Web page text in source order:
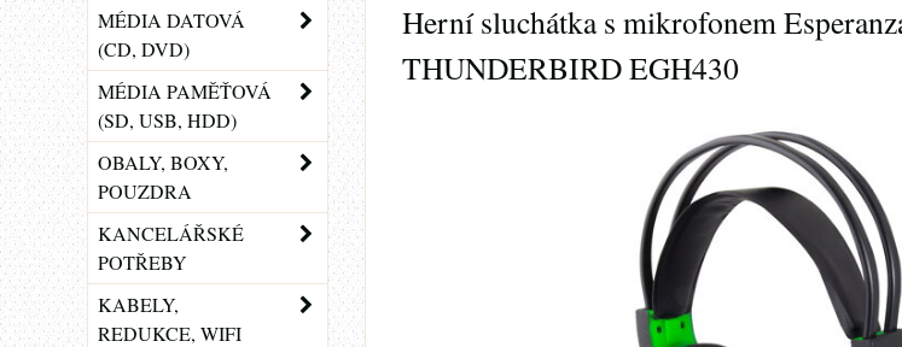
Herní sluchátka s mikrofonem
THUNDERBIRD EGH430
MÉDIA DATOVÁ
(CD, DVD)
MÉDIA PAMĚŤOVÁ
(SD, USB, HDD)
OBALY, BOXY,
POUZDRA
KANCELÁŘSKÉ
POTŘEBY
KABELY,
REDUKCE, WIFI